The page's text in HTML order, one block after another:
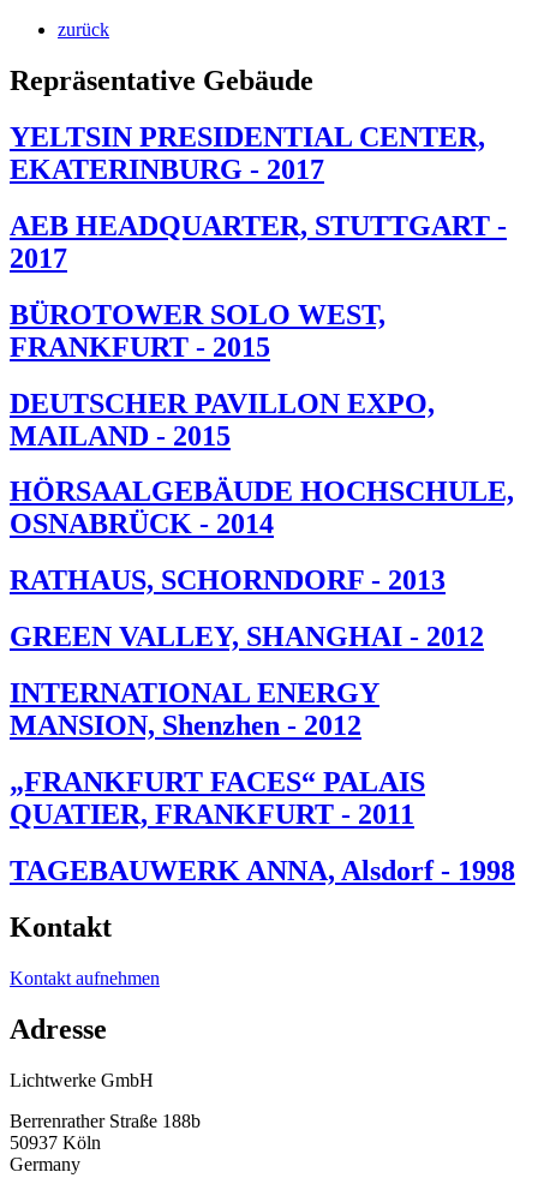
zurück
Repräsentative Gebäude
YELTSIN PRESIDENTIAL CENTER,
EKATERINBURG - 2017
AEB HEADQUARTER, STUTTGART -
2017
BÜROTOWER SOLO WEST,
FRANKFURT - 2015
DEUTSCHER PAVILLON EXPO,
MAILAND - 2015
HÖRSAALGEBÄUDE HOCHSCHULE,
OSNABRÜCK - 2014
RATHAUS, SCHORNDORF - 2013
GREEN VALLEY, SHANGHAI - 2012
INTERNATIONAL ENERGY
MANSION, Shenzhen - 2012
„FRANKFURT FACES“ PALAIS
QUATIER, FRANKFURT - 2011
TAGEBAUWERK ANNA, Alsdorf - 1998
Kontakt
Kontakt aufnehmen
Adresse
Lichtwerke GmbH
Berrenrather Straße 188b
50937 Köln
Germany